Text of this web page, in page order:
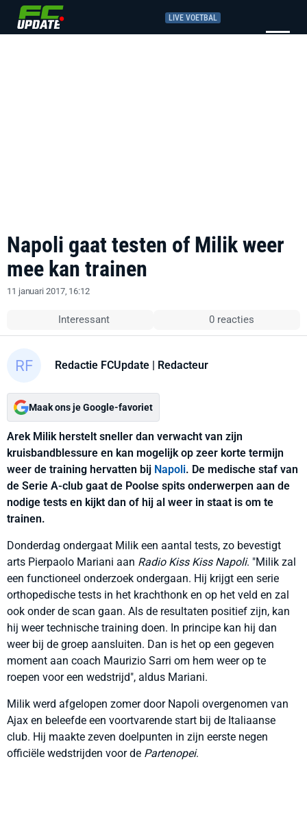
LIVE VOETBAL
Napoli gaat testen of Milik weer
mee kan trainen
11 januari 2017, 16:12
Interessant 0 reacties
Redactie FCUpdate | Redacteur
Maak ons je Google-favoriet
Arek Milik herstelt sneller dan verwacht van zijn
kruisbandblessure en kan mogelijk op zeer korte termijn
weer de training hervatten bij Napoli. De medische staf van
de Serie A-club gaat de Poolse spits onderwerpen aan de
nodige tests en kijkt dan of hij al weer in staat is om te
trainen.
Donderdag ondergaat Milik een aantal tests, zo bevestigt
arts Pierpaolo Mariani aan Radio Kiss Kiss Napoli. "Milik zal
een functioneel onderzoek ondergaan. Hij krijgt een serie
orthopedische tests in het krachthonk en op het veld en zal
ook onder de scan gaan. Als de resultaten positief zijn, kan
hij weer technische training doen. In principe kan hij dan
weer bij de groep aansluiten. Dan is het op een gegeven
moment aan coach Maurizio Sarri om hem weer op te
roepen voor een wedstrijd", aldus Mariani.
Milik werd afgelopen zomer door Napoli overgenomen van
Ajax en beleefde een voortvarende start bij de Italiaanse
club. Hij maakte zeven doelpunten in zijn eerste negen
officiële wedstrijden voor de Partenopei.